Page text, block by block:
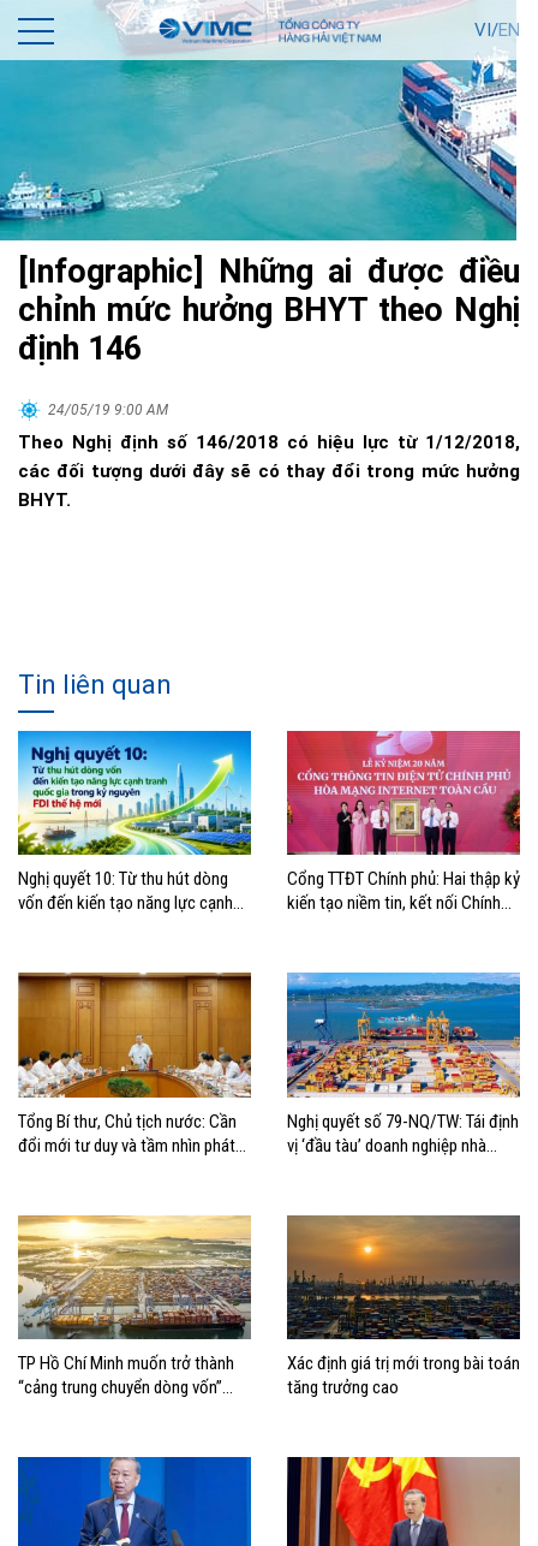
VI/EN
[Infographic] Những ai được điều
chỉnh mức hưởng BHYT theo Nghị
định 146
24/05/19 9:00 AM
Theo Nghị định số 146/2018 có hiệu lực từ 1/12/2018,
các đối tượng dưới đây sẽ có thay đổi trong mức hưởng
BHYT.
Tin liên quan
Nghị quyết 10: Từ thu hút dòng
vốn đến kiến tạo năng lực cạnh
Cổng TTĐT Chính phủ: Hai thập kỷ
kiến tạo niềm tin, kết nối Chính
Tổng Bí thư, Chủ tịch nước: Cần
đổi mới tư duy và tầm nhìn phát
Nghị quyết số 79-NQ/TW: Tái định
vị ‘đầu tàu’ doanh nghiệp nhà
TP Hồ Chí Minh muốn trở thành
“cảng trung chuyển dòng vốn”
Xác định giá trị mới trong bài toán
tăng trưởng cao